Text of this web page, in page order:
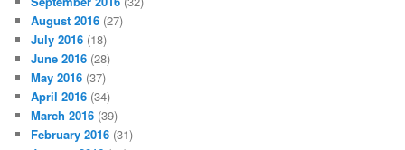
August 2016 (27)
July 2016 (18)
June 2016 (28)
May 2016 (37)
April 2016 (34)
March 2016 (39)
February 2016 (31)